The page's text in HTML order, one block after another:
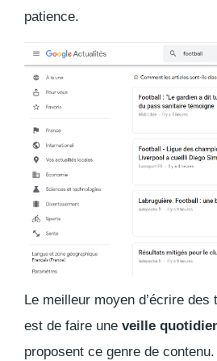
patience.
Le meilleur moyen d’écrire des
est de faire une veille
proposent ce genre de